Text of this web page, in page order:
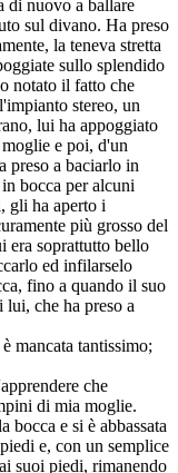
di nuovo a ballare
sul divano. Ha preso
la teneva stretta
sullo splendido
notato il fatto che
stereo, un
lui ha appoggiato
e poi, d'un
preso a baciarlo in
bocca per alcuni
gli ha aperto i
più grosso del
era soprattutto bello
ed infilarselo
fino a quando il suo
che ha preso a
mancata tantissimo;
che
di mia moglie.
bocca e si è abbassata
e, con un semplice
suoi piedi, rimanendo